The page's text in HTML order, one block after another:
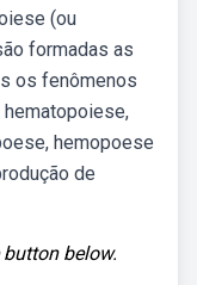
(ou
formadas as
os fenômenos
hematopoiese,
hemopoese
de
below.